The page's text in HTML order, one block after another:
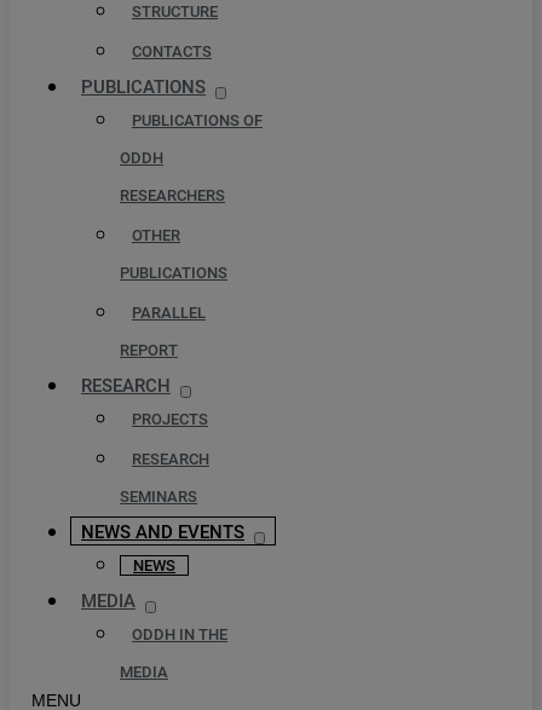
STRUCTURE
CONTACTS
PUBLICATIONS
PUBLICATIONS OF
ODDH
RESEARCHERS
OTHER
PUBLICATIONS
PARALLEL
REPORT
RESEARCH
PROJECTS
RESEARCH
SEMINARS
NEWS AND EVENTS
NEWS
MEDIA
ODDH IN THE
MEDIA